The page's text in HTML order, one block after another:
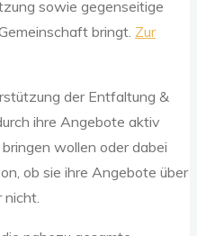
sowie gegenseitige
bringt. Zur
der Entfaltung &
ihre Angebote aktiv
wollen oder dabei
ob sie ihre Angebote über
nicht.